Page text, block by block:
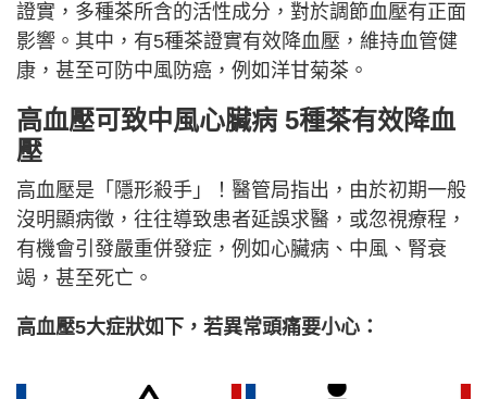
證實，多種茶所含的活性成分，對於調節血壓有正面
影響。其中，有5種茶證實有效降血壓，維持血管健
康，甚至可防中風防癌，例如洋甘菊茶。
高血壓可致中風心臟病 5種茶有效降血
壓
高血壓是「隱形殺手」！醫管局指出，由於初期一般
沒明顯病徵，往往導致患者延誤求醫，或忽視療程，
有機會引發嚴重併發症，例如心臟病、中風、腎衰
竭，甚至死亡。
高血壓5大症狀如下，若異常頭痛要小心：